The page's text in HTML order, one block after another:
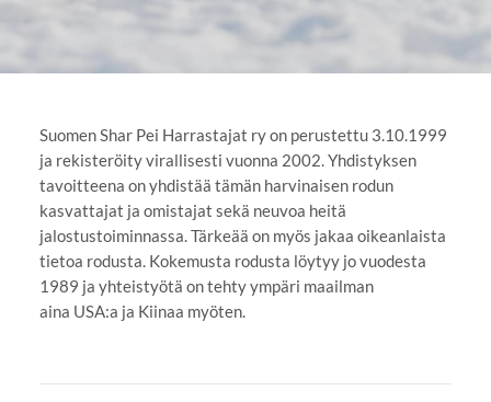
Suomen Shar Pei Harrastajat ry on perustettu 3.10.1999
ja rekisteröity virallisesti vuonna 2002. Yhdistyksen
tavoitteena on yhdistää tämän harvinaisen rodun
kasvattajat ja omistajat sekä neuvoa heitä
jalostustoiminnassa. Tärkeää on myös jakaa oikeanlaista
tietoa rodusta. Kokemusta rodusta löytyy jo vuodesta
1989 ja yhteistyötä on tehty ympäri maailman
aina USA:a ja Kiinaa myöten.